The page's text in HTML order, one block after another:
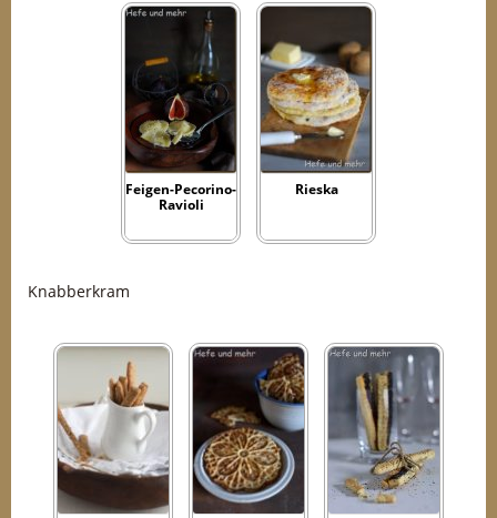
Feigen-Pecorino-
Ravioli
Rieska
Knabberkram